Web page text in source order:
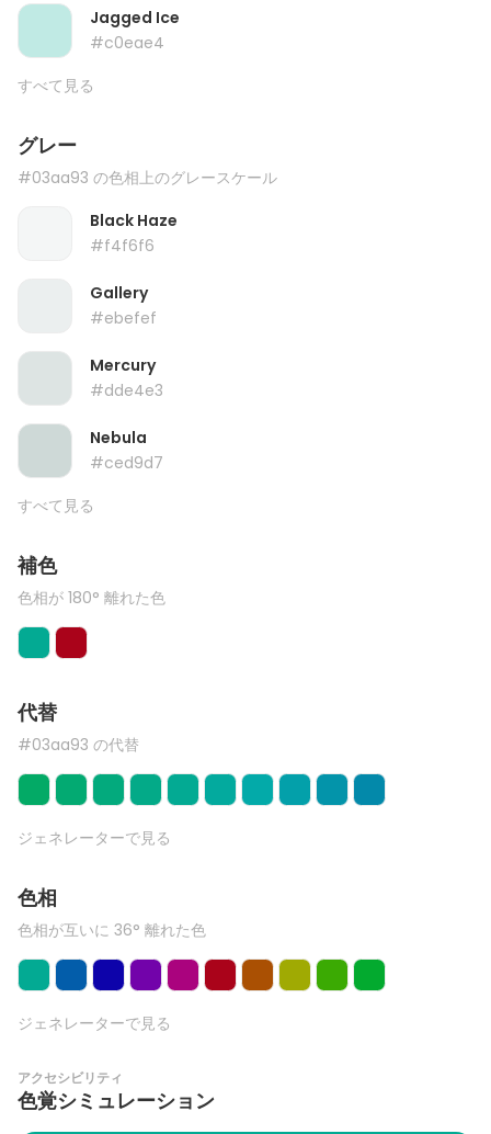
Jagged Ice
#c0eae4
すべて見る
グレー
#03aa93 の色相上のグレースケール
Black Haze
#f4f6f6
Gallery
#ebefef
Mercury
#dde4e3
Nebula
#ced9d7
すべて見る
補色
色相が 180° 離れた色
代替
#03aa93 の代替
ジェネレーターで見る
色相
色相が互いに 36° 離れた色
ジェネレーターで見る
アクセシビリティ
色覚シミュレーション